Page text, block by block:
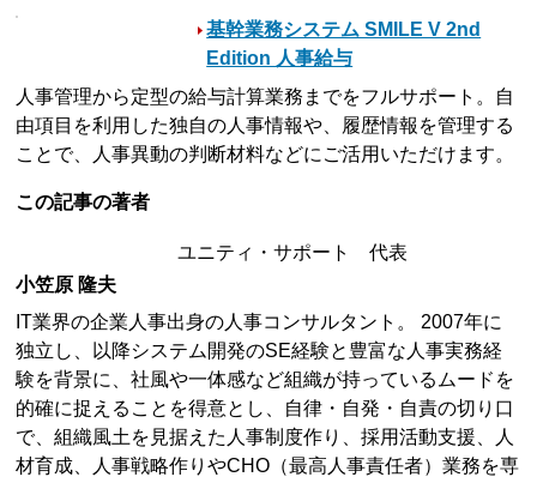
基幹業務システム SMILE V 2nd
Edition 人事給与
人事管理から定型の給与計算業務までをフルサポート。自
由項目を利用した独自の人事情報や、履歴情報を管理する
ことで、人事異動の判断材料などにご活用いただけます。
この記事の著者
ユニティ・サポート 代表
小笠原 隆夫
IT業界の企業人事出身の人事コンサルタント。 2007年に
独立し、以降システム開発のSE経験と豊富な人事実務経
験を背景に、社風や一体感など組織が持っているムードを
的確に捉えることを得意とし、自律・自発・自責の切り口
で、組織風土を見据えた人事制度作り、採用活動支援、人
材育成、人事戦略作りやCHO（最高人事責任者）業務を専